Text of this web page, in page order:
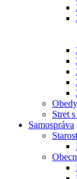
Obedy
Stret
Samospráva